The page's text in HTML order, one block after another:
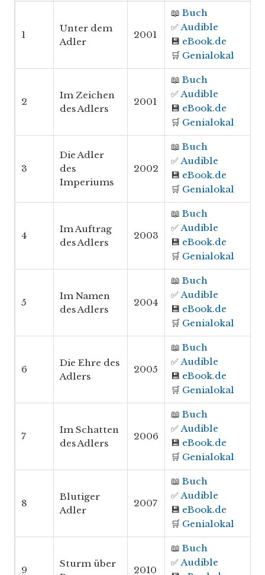
1
Unter dem
Adler
2001
📖 Buch
✅Audible
💾 eBook.de
🛒 Genialokal
2
Im Zeichen
des Adlers
2001
📖 Buch
✅Audible
💾 eBook.de
🛒 Genialokal
3
Die Adler
des
Imperiums
2002
📖 Buch
✅Audible
💾 eBook.de
🛒 Genialokal
4
Im Auftrag
des Adlers
2003
📖 Buch
✅Audible
💾 eBook.de
🛒 Genialokal
5
Im Namen
des Adlers
2004
📖 Buch
✅Audible
💾 eBook.de
🛒 Genialokal
6
Die Ehre des
Adlers
2005
📖 Buch
✅Audible
💾 eBook.de
🛒 Genialokal
7
Im Schatten
des Adlers
2006
📖 Buch
✅Audible
💾 eBook.de
🛒 Genialokal
8
Blutiger
Adler
2007
📖 Buch
✅Audible
💾 eBook.de
🛒 Genialokal
9
Sturm über
2010
📖 Buch
✅Audible